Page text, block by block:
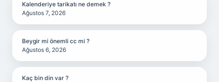
Kalenderiye tarikatı ne demek ?
Ağustos 7, 2026
Beygir mi önemli cc mi ?
Ağustos 6, 2026
Kaç bin din var ?